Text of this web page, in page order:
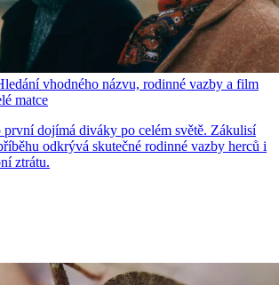
vhodného názvu, rodinné vazby a film
matce
první dojímá diváky po celém světě. Zákulisí
odkrývá skutečné rodinné vazby herců i
ztrátu.